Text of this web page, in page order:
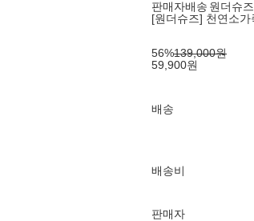
판매자배송 원더슈즈
[원더슈즈] 천연소
56%139,000원
59,900원
배송
배송비
판매자